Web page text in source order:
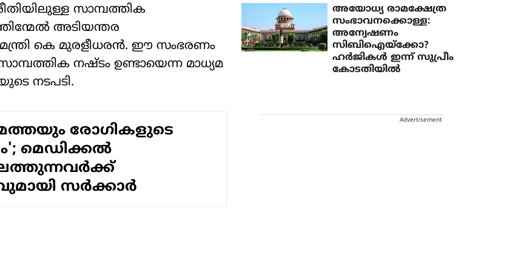
സാമ്പത്തിക
അടിയന്തര
കെ മുരളീധരൻ. ഈ സംഭരണം
നഷ്ടം ഉണ്ടായെന്ന മാധ്യമ
നടപടി.
രോഗികളുടെ
മെഡിക്കല്‍
സര്‍ക്കാര്‍
അയോധ്യ രാമക്ഷേത്ര
സംഭാവനക്കൊള്ള:
അന്വേഷണം
സിബിഐയ്‌ക്കോ?
ഹർജികൾ ഇന്ന് സുപ്രീം
കോടതിയിൽ
Advertisement